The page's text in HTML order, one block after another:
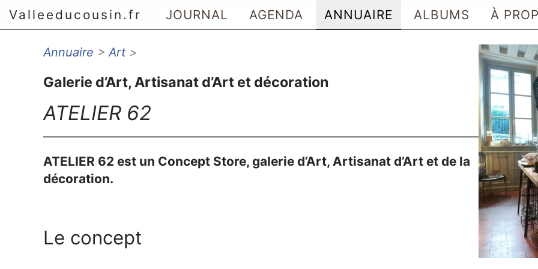
Valleeducousin.fr JOURNAL AGENDA ANNUAIRE ALBUMS À
Aller au menu principal
Aller au menu secondaire
Aller à la recherche
Annuaire >Art >
Galerie d’Art, Artisanat d’Art et décoration
ATELIER 62
ATELIER 62 est un Concept Store, galerie d’Art, Artisanat d’Art et de la
décoration.
Le concept